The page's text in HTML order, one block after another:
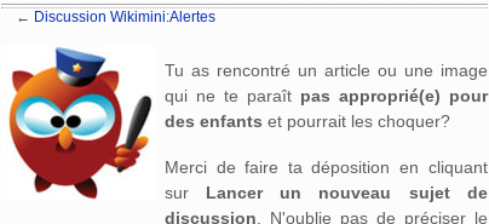
← Discussion Wikimini:Alertes
Tu as rencontré un article ou une image
qui ne te paraît pas approprié(e) pour
des enfants et pourrait les choquer?
Merci de faire ta déposition en cliquant
sur Lancer un nouveau sujet de
discussion . N'oublie pas de préciser le